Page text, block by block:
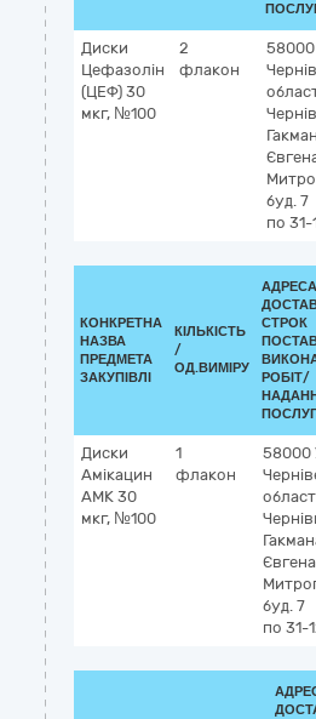
Диски
Цефазолін
(ЦЕФ) 30
мкг, №100
2
флакон
58000
буд. 7
по
КОНКРЕТНА
НАЗВА
ПРЕДМЕТА
ЗАКУПІВЛІ
КІЛЬКІСТЬ
/
ОД.ВИМІРУ
АДРЕСА
СТРОК
РОБІТ/
Диски
Амікацин
АМК 30
мкг, №100
1
флакон
58000
Євгена
буд. 7
по 31-